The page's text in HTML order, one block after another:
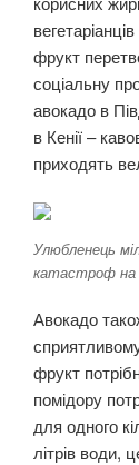
фрукт
соціальну
авокадо в
в Кенії –
приходять
Улюбленець
катастроф на
Авокадо
фрукт
помідору
для одного
літрів води,